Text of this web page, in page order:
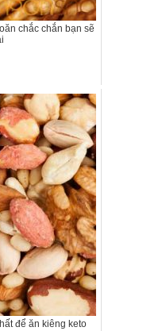
chắc chắn bạn sẽ
để ăn kiêng keto